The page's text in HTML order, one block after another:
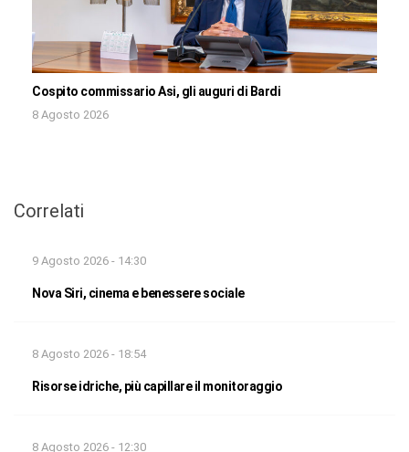
Cospito commissario Asi, gli auguri di Bardi
8 Agosto 2026
Correlati
9 Agosto 2026 - 14:30
Nova Siri, cinema e benessere sociale
8 Agosto 2026 - 18:54
Risorse idriche, più capillare il monitoraggio
8 Agosto 2026 - 12:30